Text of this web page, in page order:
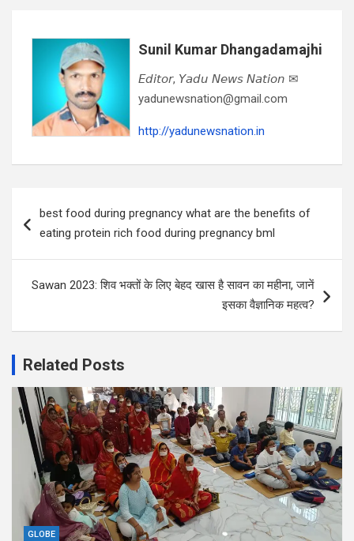
Sunil Kumar Dhangadamajhi
𝘌𝘥𝘪𝘵𝘰𝘳, 𝘠𝘢𝘥𝘶 𝘕𝘦𝘸𝘴 𝘕𝘢𝘵𝘪𝘰𝘯 ✉
yadunewsnation@gmail.com
http://yadunewsnation.in
navigation
best food during pregnancy what are the benefits of
eating protein rich food during pregnancy bml
Sawan 2023: शिव भक्तों के लिए बेहद खास है सावन का महीना, जानें
इसका वैज्ञानिक महत्व?
Related Posts
GLOBE